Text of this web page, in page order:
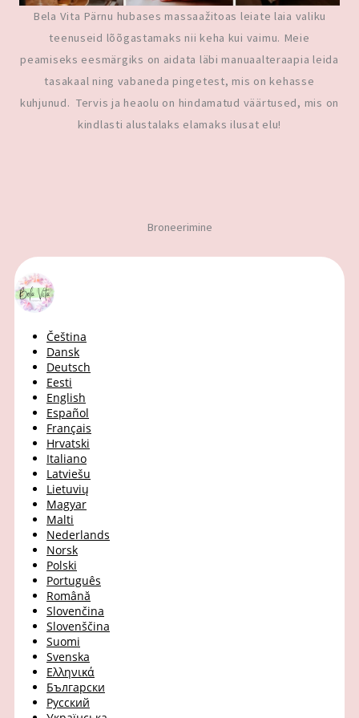
Bela Vita Pärnu hubases massaažitoas leiate laia valiku
teenuseid lõõgastamaks nii keha kui vaimu. Meie
peamiseks eesmärgiks on aidata läbi manuaalteraapia leida
tasakaal ning vabaneda pingetest, mis on kehasse
kuhjunud. Tervis ja heaolu on hindamatud väärtused, mis on
kindlasti alustalaks elamaks ilusat elu!
Broneerimine